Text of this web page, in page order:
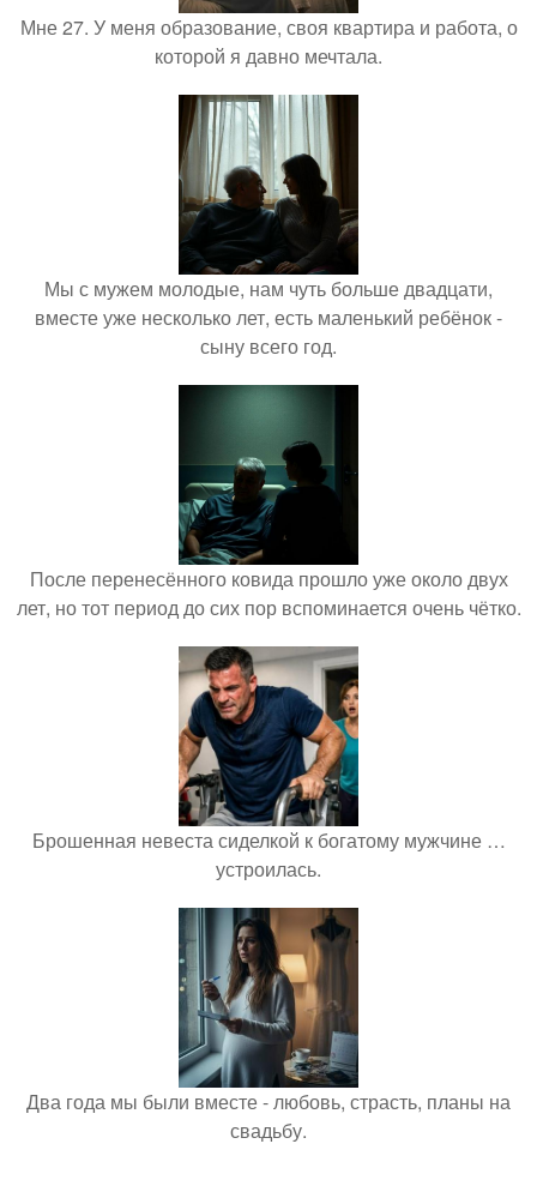
Мне 27. У меня образование, своя квартира и работа, о
которой я давно мечтала.
Мы с мужем молодые, нам чуть больше двадцати,
вместе уже несколько лет, есть маленький ребёнок -
сыну всего год.
После перенесённого ковида прошло уже около двух
лет, но тот период до сих пор вспоминается очень чётко.
Брошенная невеста сиделкой к богатому мужчине …
устроилась.
Два года мы были вместе - любовь, страсть, планы на
свадьбу.